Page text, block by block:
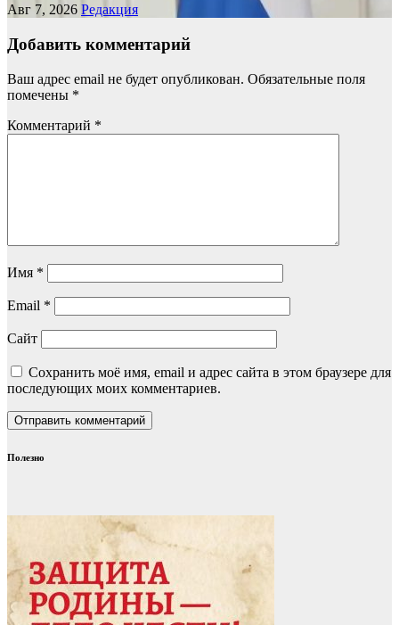
Авг 7, 2026 Редакция
Добавить комментарий
Ваш адрес email не будет опубликован. Обязательные поля
помечены *
Комментарий *
Имя *
Email *
Сайт
Сохранить моё имя, email и адрес сайта в этом браузере для
последующих моих комментариев.
Полезно